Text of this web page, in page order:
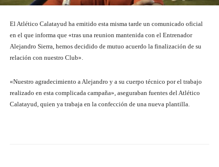
El Atlético Calatayud ha emitido esta misma tarde un comunicado oficial
en el que informa que «tras una reunion mantenida con el Entrenador
Alejandro Sierra, hemos decidido de mutuo acuerdo la finalización de su
relación con nuestro Club».
«Nuestro agradecimiento a Alejandro y a su cuerpo técnico por el trabajo
realizado en esta complicada campaña», aseguraban fuentes del Atlético
Calatayud, quien ya trabaja en la confección de una nueva plantilla.